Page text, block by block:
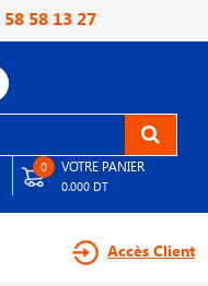
58 58 13 27
0 VOTRE PANIER
0.000 DT
Accès Client